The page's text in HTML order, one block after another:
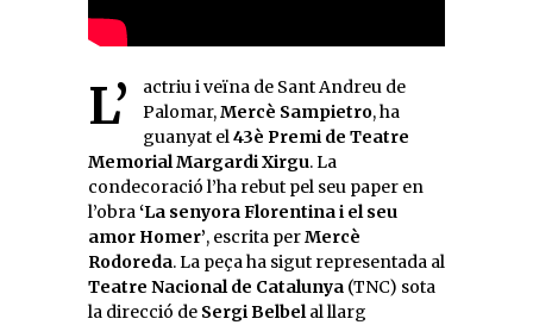
L’actriu i veïna de Sant Andreu de Palomar,Mercè Sampietro, ha
guanyat el43è Premi de Teatre
Memorial Margardi Xirgu. La
condecoració l’ha rebut pel seu paper en
l’obra‘La senyora Florentina i el seu
amor Homer’, escrita perMercè
Rodoreda. La peça ha sigut representada al
Teatre Nacional de Catalunya (TNC) sota
la direcció de Sergi Belbelal llarg